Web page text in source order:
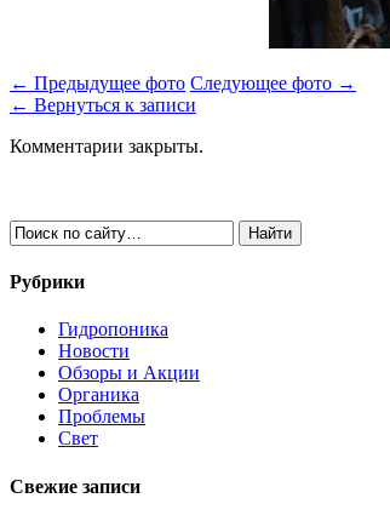
← Предыдущее фото Следующее фото →
← Вернуться к записи
Комментарии закрыты.
Рубрики
Гидропоника
Новости
Обзоры и Акции
Органика
Проблемы
Свет
Свежие записи